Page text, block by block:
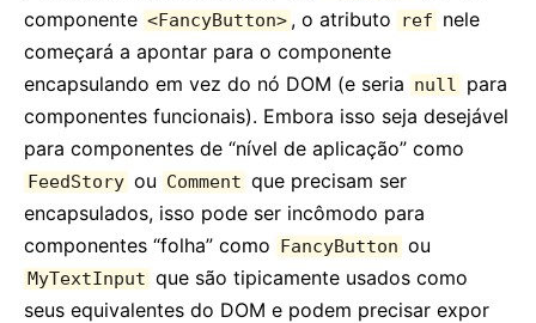
componente <FancyButton> , o atributo ref nele
começará a apontar para o componente
encapsulando em vez do nó DOM (e seria null para
componentes funcionais). Embora isso seja desejável
para componentes de “nível de aplicação” como
FeedStory ou Comment que precisam ser
encapsulados, isso pode ser incômodo para
componentes “folha” como FancyButton ou
MyTextInput que são tipicamente usados como
seus equivalentes do DOM e podem precisar expor